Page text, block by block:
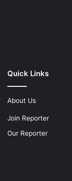
Quick Links
About Us
Join Reporter
Our Reporter